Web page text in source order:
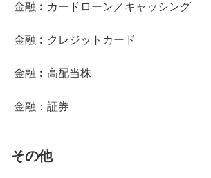
金融︰カードローン／キャッシング
金融︰クレジットカード
金融︰高配当株
金融：証券
その他